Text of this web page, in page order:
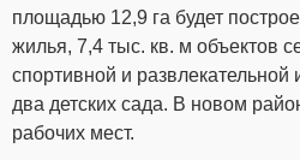
площадью 12,9 га будет
жилья, 7,4 тыс. кв. м объектов
спортивной и
два детских сада. В новом
рабочих мест.